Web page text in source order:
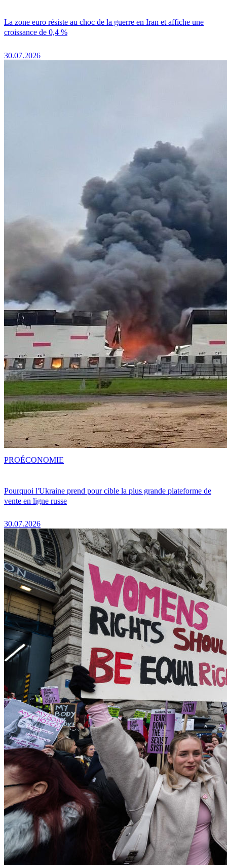
La zone euro résiste au choc de la guerre en Iran et affiche une
croissance de 0,4 %
30.07.2026
Pourquoi l'Ukraine prend pour cible la plus grande plateforme de
vente en ligne russe
30.07.2026
PROÉCONOMIE